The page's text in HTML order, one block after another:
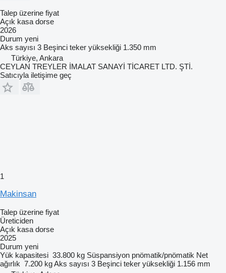
Talep üzerine fiyat
Açık kasa dorse
2026
Durum yeni
Aks sayısı 3 Beşinci teker yüksekliği 1.350 mm
Türkiye, Ankara
CEYLAN TREYLER İMALAT SANAYİ TİCARET LTD. ŞTİ.
Satıcıyla iletişime geç
1
Makinsan
Talep üzerine fiyat
Üreticiden
Açık kasa dorse
2025
Durum yeni
Yük kapasitesi 33.800 kg Süspansiyon pnömatik/pnömatik Net
ağırlık 7.200 kgAks sayısı 3 Beşinci teker yüksekliği 1.156 mm